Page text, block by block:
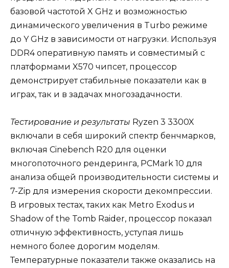
базовой частотой X GHz и возможностью
динамического увеличения в Turbo режиме
до Y GHz в зависимости от нагрузки. Используя
DDR4 оперативную память и совместимый с
платформами X570 чипсет, процессор
демонстрирует стабильные показатели как в
играх, так и в задачах многозадачности.
Тестирование и результаты Ryzen 3 3300X
включали в себя широкий спектр бенчмарков,
включая Cinebench R20 для оценки
многопоточного рендеринга, PCMark 10 для
анализа общей производительности системы и
7-Zip для измерения скорости декомпрессии.
В игровых тестах, таких как Metro Exodus и
Shadow of the Tomb Raider, процессор показал
отличную эффективность, уступая лишь
немного более дорогим моделям.
Температурные показатели также оказались на